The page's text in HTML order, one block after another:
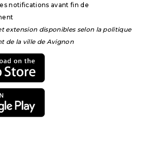
notifications avant fin de
extension disponibles selon la politique
de la ville de Avignon